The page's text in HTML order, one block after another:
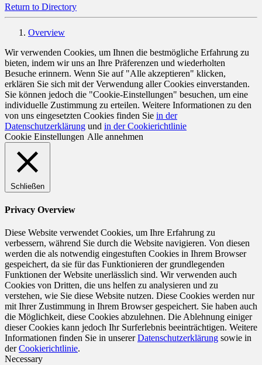
Return to Directory
Overview
Wir verwenden Cookies, um Ihnen die bestmögliche Erfahrung zu
bieten, indem wir uns an Ihre Präferenzen und wiederholten
Besuche erinnern. Wenn Sie auf "Alle akzeptieren" klicken,
erklären Sie sich mit der Verwendung aller Cookies einverstanden.
Sie können jedoch die "Cookie-Einstellungen" besuchen, um eine
individuelle Zustimmung zu erteilen. Weitere Informationen zu den
von uns eingesetzten Cookies finden Sie in der
Datenschutzerklärung und in der Cookierichtlinie
Cookie Einstellungen Alle annehmen
Schließen
Privacy Overview
Diese Website verwendet Cookies, um Ihre Erfahrung zu
verbessern, während Sie durch die Website navigieren. Von diesen
werden die als notwendig eingestuften Cookies in Ihrem Browser
gespeichert, da sie für das Funktionieren der grundlegenden
Funktionen der Website unerlässlich sind. Wir verwenden auch
Cookies von Dritten, die uns helfen zu analysieren und zu
verstehen, wie Sie diese Website nutzen. Diese Cookies werden nur
mit Ihrer Zustimmung in Ihrem Browser gespeichert. Sie haben auch
die Möglichkeit, diese Cookies abzulehnen. Die Ablehnung einiger
dieser Cookies kann jedoch Ihr Surferlebnis beeinträchtigen. Weitere
Informationen finden Sie in unsererDatenschutzerklärung sowie in
derCookierichtlinie.
Necessary